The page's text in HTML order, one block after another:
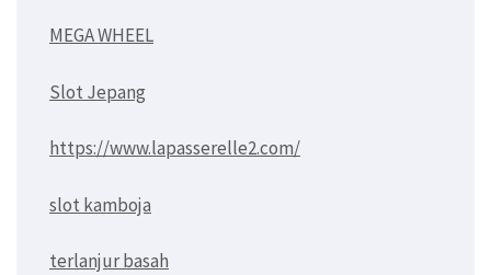
MEGA WHEEL
Slot Jepang
https://www.lapasserelle2.com/
slot kamboja
terlanjur basah